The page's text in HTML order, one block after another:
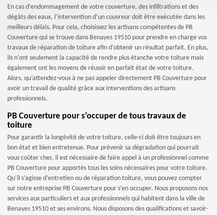
En cas d’endommagement de votre couverture, des infiltrations et des
dégâts des eaux, l’intervention d’un couvreur doit être exécutée dans les
meilleurs délais. Pour cela, choisissez les artisans compétentes de PB
Couverture qui se trouve dans Benayes 19510 pour prendre en charge vos
travaux de réparation de toiture afin d'obtenir un résultat parfait. En plus,
ils n'ont seulement la capacité de rendre plus étanche votre toiture mais
également ont les moyens de réussir en parfait état de votre toiture.
Alors, qu’attendez-vous à ne pas appeler directement PB Couverture pour
avoir un travail de qualité grâce aux interventions des artisans
professionnels.
PB Couverture pour s’occuper de tous travaux de
toiture
Pour garantir la longévité de votre toiture, celle-ci doit être toujours en
bon état et bien entretenue. Pour prévenir sa dégradation qui pourrait
vous coûter cher, il est nécessaire de faire appel à un professionnel comme
PB Couverture pour apportés tous les soins nécessaires pour votre toiture.
Qu’il s’agisse d’entretien ou de réparation toiture, vous pouvez compter
sur notre entreprise PB Couverture pour s’en occuper. Nous proposons nos
services aux particuliers et aux professionnels qui habitent dans la ville de
Benayes 19510 et ses environs. Nous disposons des qualifications et savoir-